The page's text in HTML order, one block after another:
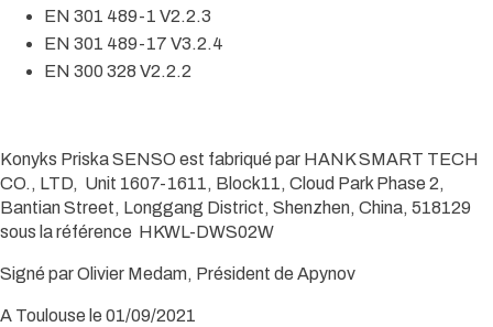
EN 301 489-1 V2.2.3
EN 301 489-17 V3.2.4
EN 300 328 V2.2.2
Konyks Priska SENSO est fabriqué par HANK SMART TECH
CO., LTD, Unit 1607-1611, Block11, Cloud Park Phase 2,
Bantian Street, Longgang District, Shenzhen, China, 518129
sous la référence HKWL-DWS02W
Signé par Olivier Medam, Président de Apynov
A Toulouse le 01/09/2021